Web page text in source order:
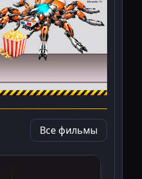
Все фильмы